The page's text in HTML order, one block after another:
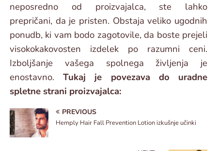
neposredno od proizvajalca, ste lahko
prepričani, da je pristen. Obstaja veliko ugodnih
ponudb, ki vam bodo zagotovile, da boste prejeli
visokokakovosten izdelek po razumni ceni.
Izboljšanje vašega spolnega življenja je
enostavno.Tukaj je povezava do uradne
spletne strani proizvajalca:
PREVIOUS
Hemply Hair Fall Prevention Lotion izkušnje učinki